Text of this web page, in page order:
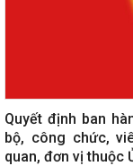
Quyết định ban
bộ, công chức,
quan, đơn vị thuộc